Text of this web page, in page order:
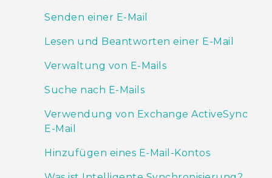
UNTERSTÜTZUNG
HTC-Geräte und Zubehör
Anmelden
Senden einer E-Mail
Lesen und Beantworten einer E-Mail
Verwaltung von E-Mails
Suche nach E-Mails
Verwendung von Exchange ActiveSync
E-Mail
Hinzufügen eines E-Mail-Kontos